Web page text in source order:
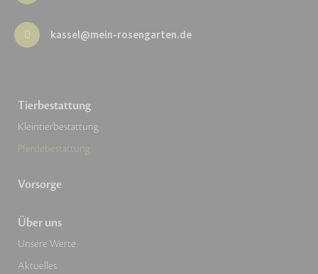
kassel@mein-rosengarten.de
Tierbestattung
Kleintierbestattung
Pferdebestattung
Vorsorge
Über uns
Unsere Werte
Aktuelles